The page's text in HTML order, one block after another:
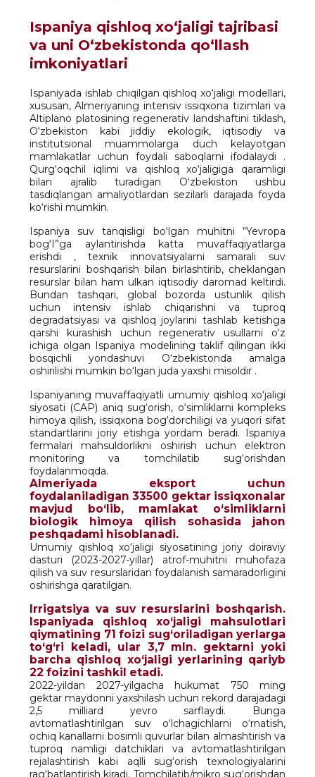
Ispaniya qishloq xo‘jaligi tajribasi
va uni O‘zbekistonda qo‘llash
imkoniyatlari
Ispaniyada ishlab chiqilgan qishloq xo‘jaligi modellari,
xususan, Almeriyaning intensiv issiqxona tizimlari va
Altiplano platosining regenerativ landshaftini tiklash,
O‘zbekiston kabi jiddiy ekologik, iqtisodiy va
institutsional muammolarga duch kelayotgan
mamlakatlar uchun foydali saboqlarni ifodalaydi .
Qurg‘oqchil iqlimi va qishloq xo‘jaligiga qaramligi
bilan ajralib turadigan O‘zbekiston ushbu
tasdiqlangan amaliyotlardan sezilarli darajada foyda
ko‘rishi mumkin.
Ispaniya suv tanqisligi bo‘lgan muhitni “Yevropa
bog‘I”ga aylantirishda katta muvaffaqiyatlarga
erishdi , texnik innovatsiyalarni samarali suv
resurslarini boshqarish bilan birlashtirib, cheklangan
resurslar bilan ham ulkan iqtisodiy daromad keltirdi.
Bundan tashqari, global bozorda ustunlik qilish
uchun intensiv ishlab chiqarishni va tuproq
degradatsiyasi va qishloq joylarini tashlab ketishga
qarshi kurashish uchun regenerativ usullarni o‘z
ichiga olgan Ispaniya modelining taklif qilingan ikki
bosqichli yondashuvi O‘zbekistonda amalga
oshirilishi mumkin bo‘lgan juda yaxshi misoldir .
Ispaniyaning muvaffaqiyatli umumiy qishloq xo‘jaligi
siyosati (CAP) aniq sug‘orish, o‘simliklarni kompleks
himoya qilish, issiqxona bog‘dorchiligi va yuqori sifat
standartlarini joriy etishga yordam beradi. Ispaniya
fermalari mahsuldorlikni oshirish uchun elektron
monitoring va tomchilatib sug‘orishdan
foydalanmoqda.
Almeriyada eksport uchun
foydalaniladigan 33500 gektar issiqxonalar
mavjud bo‘lib, mamlakat o‘simliklarni
biologik himoya qilish sohasida jahon
peshqadami hisoblanadi.
Umumiy qishloq xo‘jaligi siyosatining joriy doiraviy
dasturi (2023-2027-yillar) atrof-muhitni muhofaza
qilish va suv resurslaridan foydalanish samaradorligini
oshirishga qaratilgan.
Irrigatsiya va suv resurslarini boshqarish.
Ispaniyada qishloq xo‘jaligi mahsulotlari
qiymatining 71 foizi sug‘oriladigan yerlarga
to‘g‘ri keladi, ular 3,7 mln. gektarni yoki
barcha qishloq xo‘jaligi yerlarining qariyb
22 foizini tashkil etadi.
2022-yildan 2027-yilgacha hukumat 750 ming
gektar maydonni yaxshilash uchun rekord darajadagi
2,5 milliard yevro sarflaydi. Bunga
avtomatlashtirilgan suv o‘lchagichlarni o‘rnatish,
ochiq kanallarni bosimli quvurlar bilan almashtirish va
tuproq namligi datchiklari va avtomatlashtirilgan
rejalashtirish kabi aqlli sug‘orish texnologiyalarini
rag‘batlantirish kiradi. Tomchilatib/mikro sug‘orishdan